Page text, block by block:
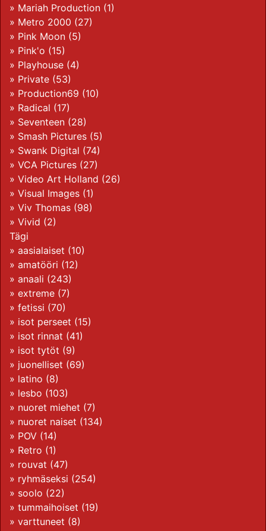
» Mariah Production (1)
» Metro 2000 (27)
» Pink Moon (5)
» Pink'o (15)
» Playhouse (4)
» Private (53)
» Production69 (10)
» Radical (17)
» Seventeen (28)
» Smash Pictures (5)
» Swank Digital (74)
» VCA Pictures (27)
» Video Art Holland (26)
» Visual Images (1)
» Viv Thomas (98)
» Vivid (2)
Tägi
» aasialaiset (10)
» amatööri (12)
» anaali (243)
» extreme (7)
» fetissi (70)
» isot perseet (15)
» isot rinnat (41)
» isot tytöt (9)
» juonelliset (69)
» latino (8)
» lesbo (103)
» nuoret miehet (7)
» nuoret naiset (134)
» POV (14)
» Retro (1)
» rouvat (47)
» ryhmäseksi (254)
» soolo (22)
» tummaihoiset (19)
» varttuneet (8)